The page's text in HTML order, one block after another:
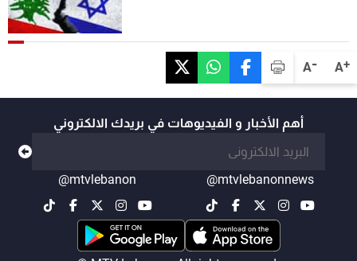
A+
A-
أهم الأخبار و الفيديوهات في بريدك الالكتروني
@mtvlebanonnews
@mtvlebanon